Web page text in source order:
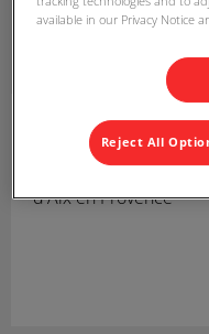
AV en
Auxiliaire Vétérinaire
d'Aix en Provence
available in our Privacy Notice
Reject All